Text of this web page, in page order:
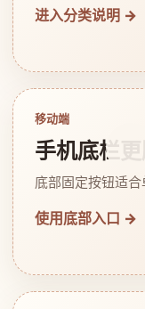
进入分类说明 →
移动端
手机底栏
底部固定按钮适合
使用底部入口 →